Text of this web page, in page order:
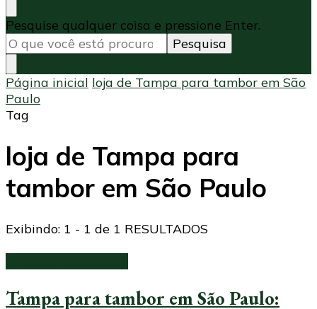
Procurando
algo?
Pesquise qualquer coisa e pressione Enter.
Página inicial loja de Tampa para tambor em São
Paulo
Tag
loja de Tampa para
tambor em São Paulo
Exibindo: 1 - 1 de 1 RESULTADOS
Tampa para tambor em São Paulo: